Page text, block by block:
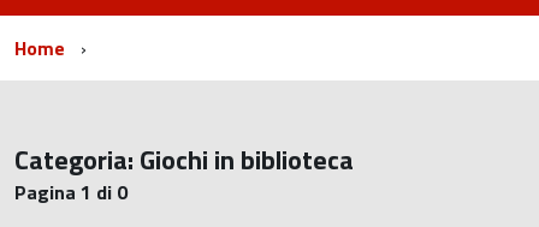
Home
Categoria: Giochi in biblioteca
Pagina 1 di 0